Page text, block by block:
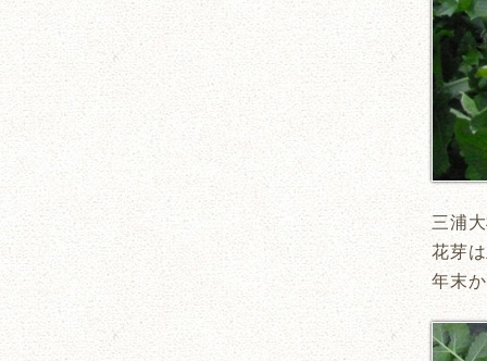
三浦
花芽
年末